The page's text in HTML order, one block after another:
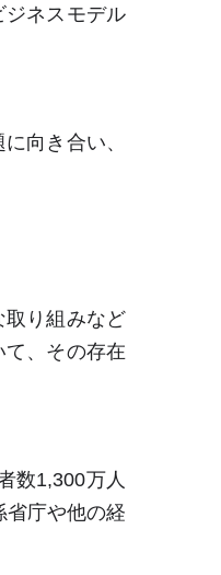
ジネスモデル
向き合い、
取り組みなど
、その存在
数1,300万人
省庁や他の経